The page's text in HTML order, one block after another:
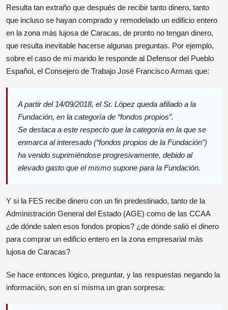
Resulta tan extraño que después de recibir tanto dinero, tanto
que incluso se hayan comprado y remodelado un edificio entero
en la zona más lujosa de Caracas, de pronto no tengan dinero,
que resulta inevitable hacerse algunas preguntas. Por ejemplo,
sobre el caso de mi marido le responde al Defensor del Pueblo
Español, el Consejero de Trabajo José Francisco Armas que:
A partir del 14/09/2018, el Sr. López queda afiliado a la
Fundación, en la categoría de “fondos propios”.
Se destaca a este respecto que la categoría en la que se
enmarca al interesado (“fondos propios de la Fundación”)
ha venido suprimiéndose progresivamente, debido al
elevado gasto que el mismo supone para la Fundación.
Y si la FES recibe dinero con un fin predestinado, tanto de la
Administración General del Estado (AGE) como de las CCAA
¿de dónde salen esos fondos propios? ¿de dónde salió el dinero
para comprar un edificio entero en la zona empresarial más
lujosa de Caracas?
Se hace entonces lógico, preguntar, y las respuestas negando la
información, son en sí misma un gran sorpresa: